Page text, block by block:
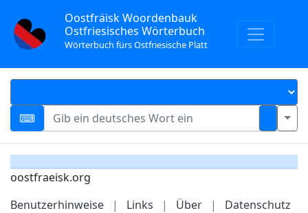
Oostfräisk Woordenbauk
Ostfriesisches Wörterbuch
Wörterbuch fürs Ostfriesische Platt
oostfraeisk.org
Benutzerhinweise
| Links | Über | Datenschutz